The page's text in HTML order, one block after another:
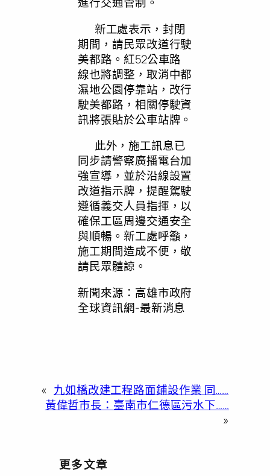
新工處表示，封閉
期間，請民眾改道行駛
美都路。紅52公車路
線也將調整，取消中都
濕地公園停靠站，改行
駛美都路，相關停駛資
訊將張貼於公車站牌。
此外，施工訊息已
同步請警察廣播電台加
強宣導，並於沿線設置
改道指示牌，提醒駕駛
遵循義交人員指揮，以
確保工區周邊交通安全
與順暢。新工處呼籲，
施工期間造成不便，敬
請民眾體諒。
新聞來源：高雄市政府
全球資訊網-最新消息
« 九如橋改建工程路面鋪設作業 同……
黃偉哲市長：臺南市仁德區污水下……
»
更多文章